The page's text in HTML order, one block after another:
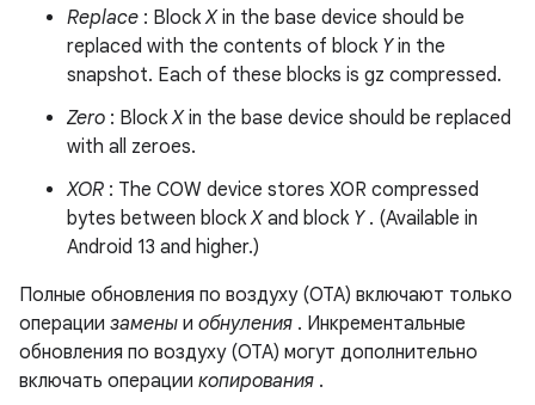
Replace : BlockXin the base device should be
replaced with the contents of block Yin the
snapshot. Each of these blocks is gz compressed.
Zero : BlockXin the base device should be replaced
with all zeroes.
XOR : The COW device stores XOR compressed
bytes between blockXand block Y. (Available in
Android 13 and higher.)
Полные обновления по воздуху (OTA) включают только
операции замены и обнуления . Инкрементальные
обновления по воздуху (OTA) могут дополнительно
включать операции копирования .